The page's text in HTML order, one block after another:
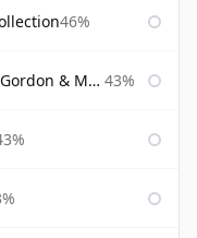
46%
& Macphail 43%